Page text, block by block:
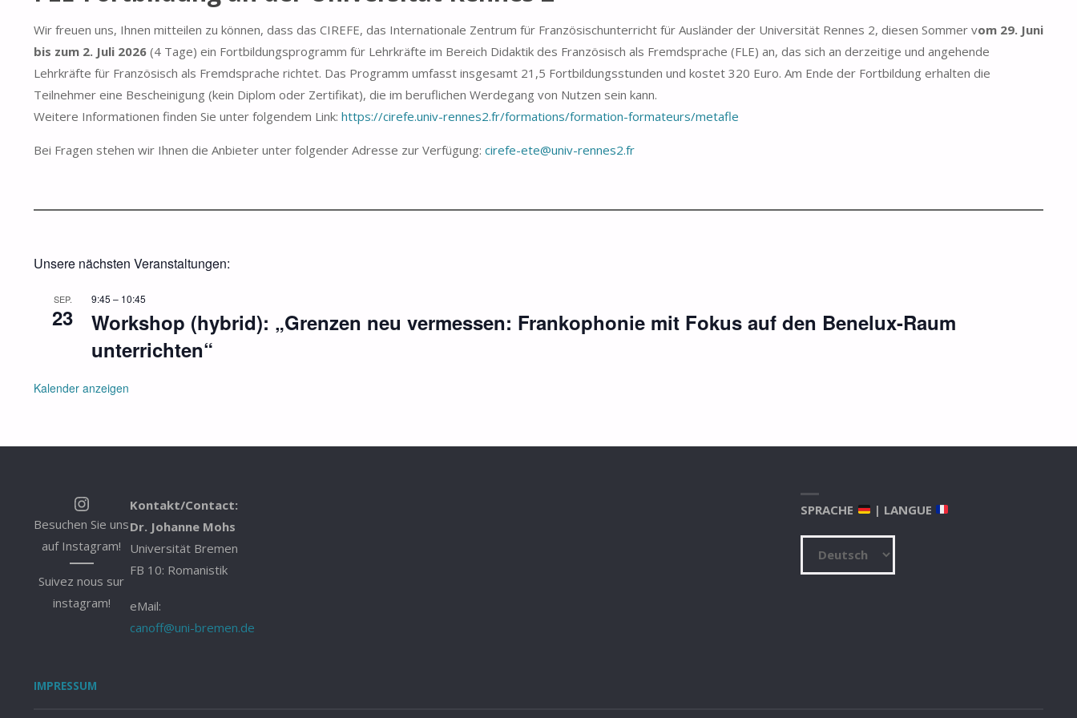
Wir freuen uns, Ihnen mitteilen zu können, dass das CIREFE, das Internationale Zentrum für Französischunterricht für Ausländer der Universität Rennes 2, diesen Sommer vom 29. Juni
bis zum 2. Juli 2026 (4 Tage) ein Fortbildungsprogramm für Lehrkräfte im Bereich Didaktik des Französisch als Fremdsprache (FLE) an, das sich an derzeitige und angehende
Lehrkräfte für Französisch als Fremdsprache richtet. Das Programm umfasst insgesamt 21,5 Fortbildungsstunden und kostet 320 Euro. Am Ende der Fortbildung erhalten die
Teilnehmer eine Bescheinigung (kein Diplom oder Zertifikat), die im beruflichen Werdegang von Nutzen sein kann.
Weitere Informationen finden Sie unter folgendem Link: https://cirefe.univ-rennes2.fr/formations/formation-formateurs/metafle
Bei Fragen stehen wir Ihnen die Anbieter unter folgender Adresse zur Verfügung: cirefe-ete@univ-rennes2.fr
Unsere nächsten Veranstaltungen:
SEP.
23
9:45 – 10:45
Workshop (hybrid): „Grenzen neu vermessen: Frankophonie mit Fokus auf den Benelux-Raum
unterrichten“
Kalender anzeigen
Instagram
Besuchen Sie uns
auf Instagram!
Suivez nous sur
instagram!
Kontakt/Contact:
Dr. Johanne Mohs
Universität Bremen
FB 10: Romanistik
eMail:
canoff@uni-bremen.de
SPRACHE | LANGUE
IMPRESSUM